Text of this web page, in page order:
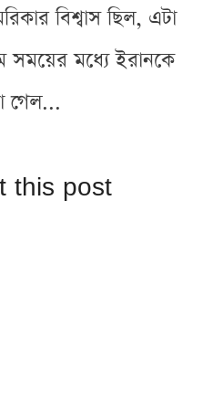
বিশ্বাস ছিল, এটা
সময়ের মধ্যে ইরানকে
গেল...
this post